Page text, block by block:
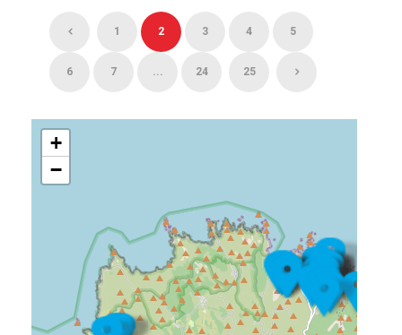
1 2 3 4 5
6 7 ... 24 25
+
−